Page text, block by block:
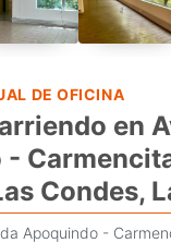
DE OFICINA
en
Condes,
Apoquindo -